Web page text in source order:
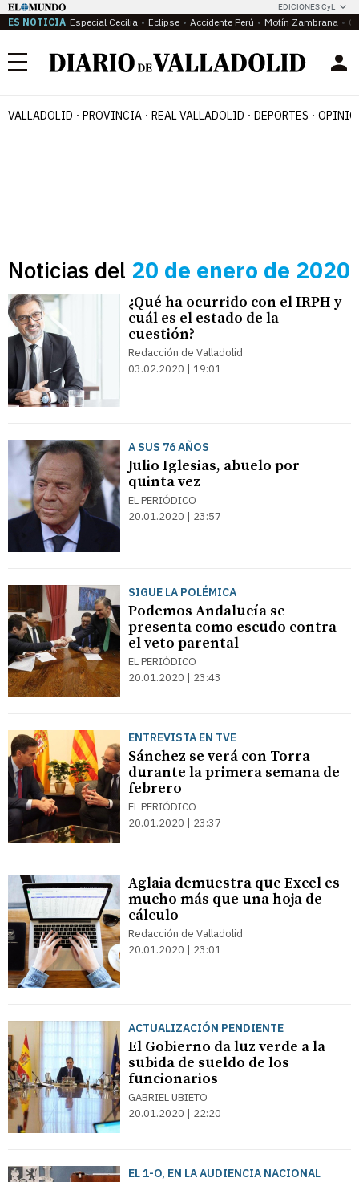
EDICIONES CyL
ES NOTICIA Especial Cecilia Eclipse Accidente Perú Motín Zambrana
Menú
VALLADOLID PROVINCIA REAL VALLADOLID DEPORTES
Noticias del 20 de enero de 2020
¿Qué ha ocurrido con el IRPH y
cuál es el estado de la
cuestión?
Redacción de Valladolid
03.02.2020 | 19:01
A SUS 76 AÑOS
Julio Iglesias, abuelo por
quinta vez
EL PERIÓDICO
20.01.2020 | 23:57
SIGUE LA POLÉMICA
Podemos Andalucía se
presenta como escudo contra
el veto parental
EL PERIÓDICO
20.01.2020 | 23:43
ENTREVISTA EN TVE
Sánchez se verá con Torra
durante la primera semana de
febrero
EL PERIÓDICO
20.01.2020 | 23:37
Aglaia demuestra que Excel es
mucho más que una hoja de
cálculo
Redacción de Valladolid
20.01.2020 | 23:01
ACTUALIZACIÓN PENDIENTE
El Gobierno da luz verde a la
subida de sueldo de los
funcionarios
GABRIEL UBIETO
20.01.2020 | 22:20
EL 1-O, EN LA AUDIENCIA NACIONAL